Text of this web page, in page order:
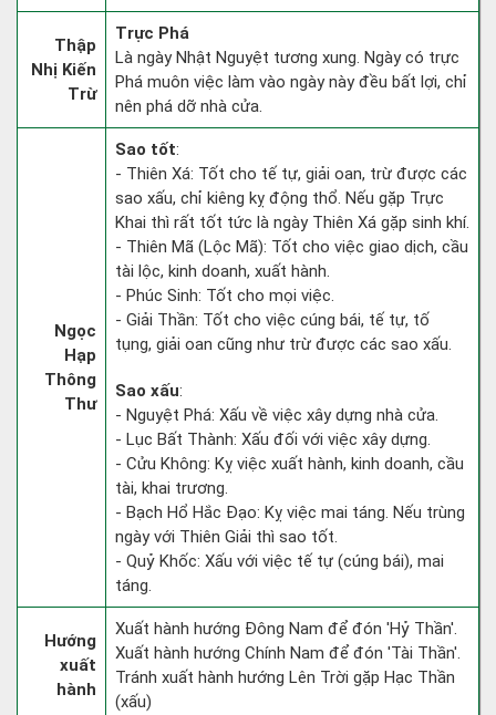
Thập
Nhị Kiến
Trừ
Trực Phá
Là ngày Nhật Nguyệt tương xung. Ngày có trực
Phá muôn việc làm vào ngày này đều bất lợi, chỉ
nên phá dỡ nhà cửa.
Ngọc
Hạp
Thông
Thư
Sao tốt:
- Thiên Xá: Tốt cho tế tự, giải oan, trừ được các
sao xấu, chỉ kiêng kỵ động thổ. Nếu gặp Trực
Khai thì rất tốt tức là ngày Thiên Xá gặp sinh khí.
- Thiên Mã (Lộc Mã): Tốt cho việc giao dịch, cầu
tài lộc, kinh doanh, xuất hành.
- Phúc Sinh: Tốt cho mọi việc.
- Giải Thần: Tốt cho việc cúng bái, tế tự, tố
tụng, giải oan cũng như trừ được các sao xấu.
Sao xấu:
- Nguyệt Phá: Xấu về việc xây dựng nhà cửa.
- Lục Bất Thành: Xấu đối với việc xây dựng.
- Cửu Không: Kỵ việc xuất hành, kinh doanh, cầu
tài, khai trương.
- Bạch Hổ Hắc Đạo: Kỵ việc mai táng. Nếu trùng
ngày với Thiên Giải thì sao tốt.
- Quỷ Khốc: Xấu với việc tế tự (cúng bái), mai
táng.
Hướng
xuất
hành
Xuất hành hướng Đông Nam để đón 'Hỷ Thần'.
Xuất hành hướng Chính Nam để đón 'Tài Thần'.
Tránh xuất hành hướng Lên Trời gặp Hạc Thần
(xấu)